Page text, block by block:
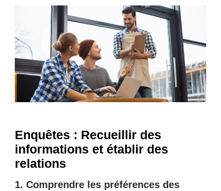
Enquêtes : Recueillir des
informations et établir des
relations
1. Comprendre les préférences des